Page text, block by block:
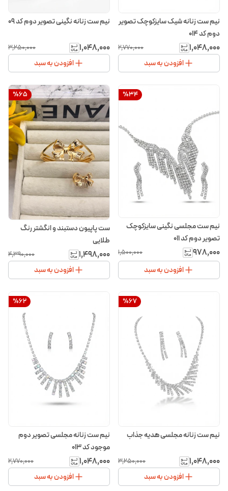
نیم ست زنانه شیک سایزکوچک تصویر
دوم کد 014
۱٬۰۴۸٬۰۰۰ ۲٬۷۷۰٬۰۰۰
افزودن به سبد
نیم ست زنانه نگینی تصویر دوم کد 09
۱٬۰۴۸٬۰۰۰ ۳٬۲۵۰٬۰۰۰
افزودن به سبد
%34
نیم ست مجلسی نگینی سایزکوچک
تصویر دوم کد 011
۹۷۸٬۰۰۰ ۱٬۵۰۰٬۰۰۰
افزودن به سبد
%65
ست پاپیون دستبند و انگشتر رنگ
طلایی
۱٬۴۹۸٬۰۰۰ ۴٬۳۹۰٬۰۰۰
افزودن به سبد
%67
نیم ست زنانه مجلسی هدیه جذاب
۱٬۰۴۸٬۰۰۰ ۳٬۲۵۰٬۰۰۰
افزودن به سبد
%62
نیم ست زنانه مجلسی تصویر دوم
موجود کد 013
۱٬۰۴۸٬۰۰۰ ۲٬۷۷۰٬۰۰۰
افزودن به سبد